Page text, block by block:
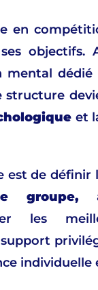
en
objectifs.
dédié
et
est de définir
groupe,
les
individuelle